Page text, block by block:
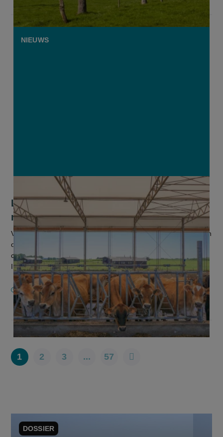
Land- en tuinbouwers investeren als
nooit tevoren in verbreding en educatie
Vlaamse land- en tuinbouwers investeerden in 2024 meer dan
ooit in verbreding en educatie. In vergelijking met de
coronapiek in 2021 kreeg het Vlaams Landbouw- en
Investeringsfonds (VLIF) 68...
21 MEI 2025
NIEUWS
1 2 3 ... 57
DOSSIER